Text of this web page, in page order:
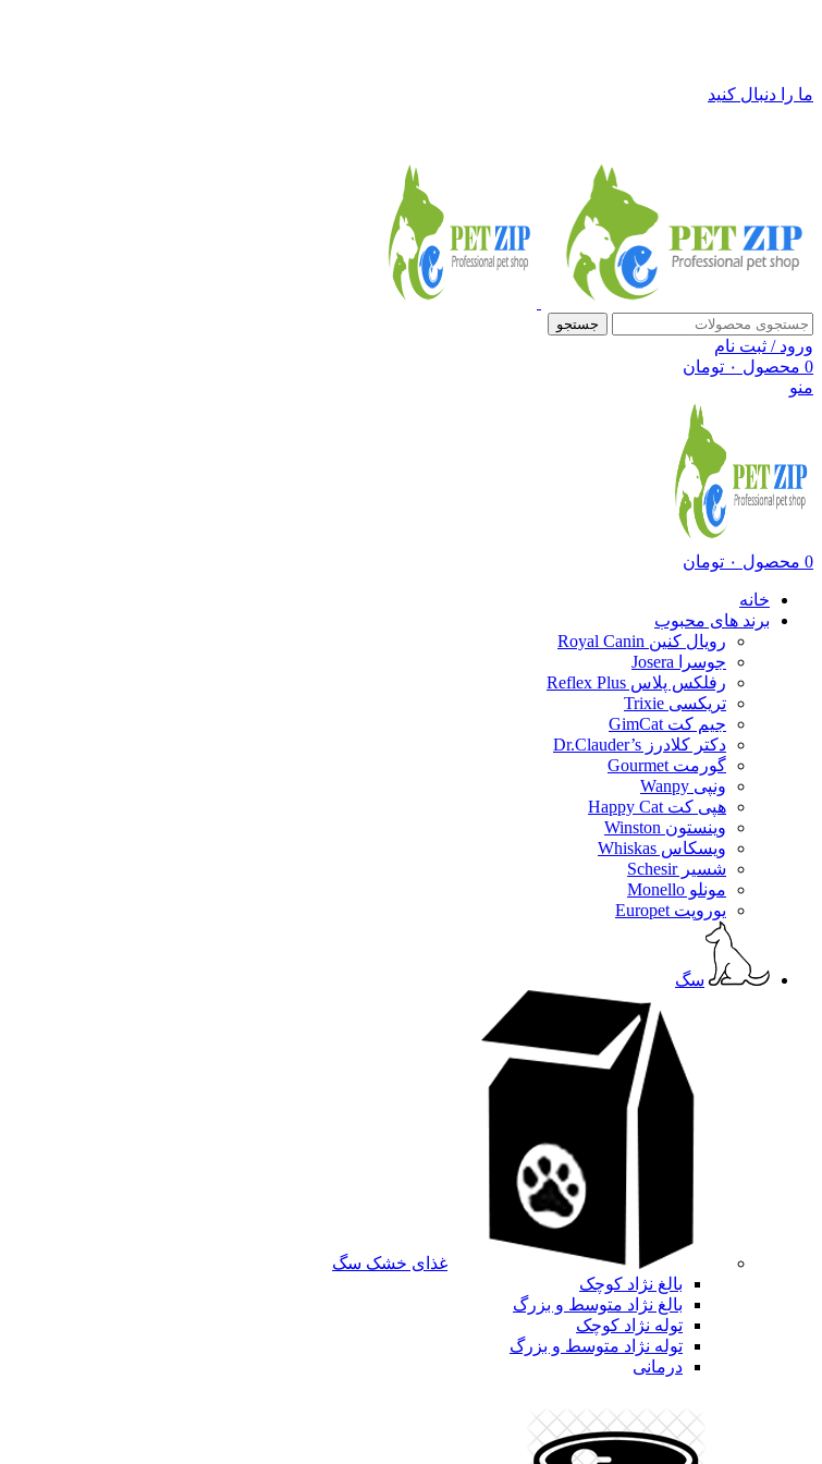
ما را دنبال کنید
جستجو
ورود / ثبت نام
0 محصول ۰ تومان
منو
0 محصول ۰ تومان
خانه
برند های محبوب
رویال کنین Royal Canin
جوسرا Josera
رفلکس پلاس Reflex Plus
تریکسی Trixie
جیم کت GimCat
دکتر کلادرز Dr.Clauder’s
گورمت Gourmet
ونپی Wanpy
هپی کت Happy Cat
وینستون Winston
ویسکاس Whiskas
شسیر Schesir
مونلو Monello
یوروپت Europet
سگ
غذای خشک سگ
بالغ نژاد کوچک
بالغ نژاد متوسط و بزرگ
توله نژاد کوچک
توله نژاد متوسط و بزرگ
درمانی